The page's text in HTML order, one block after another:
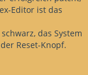
Editor ist das
das System
Reset-Knopf.